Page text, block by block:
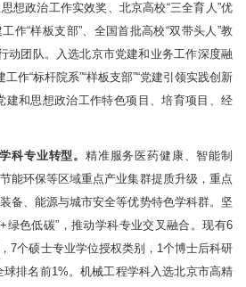
想政治工作实效奖、北京高校“三全育人”优
作“样板支部”、全国首批高校“双带头人”教
动团队。入选北京市党建和业务工作深度融
作“标杆院系”“样板支部”“党建引领实践创新
建和思想政治工作特色项目、培育项目、经
科专业转型。精准服务医药健康、智能制
能环保等区域重点产业集群提质升级，重点
备、能源与城市安全等优势特色学科群。坚
绿色低碳”，推动学科专业交叉融合。现有6
7个硕士专业学位授权类别，1个博士后科研
球排名前1%。机械工程学科入选北京市高精